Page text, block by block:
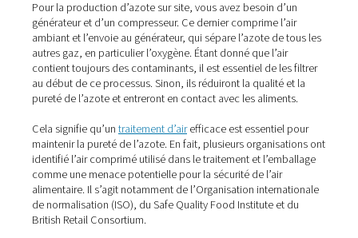
Comment obtenir de l’azote
qualité alimentaire ?
Il existe deux façons d’obtenir de l’azote de qualité
L’un est de l’acheter auprès d’un fournisseur.
est coûteux et présente plusieurs autres inconvénients :
des défis logistiques et peut entraîner des goulots
d’étranglement dans l’approvisionnement. De plus, les
d’azote lourds et sous pression constituent un risque